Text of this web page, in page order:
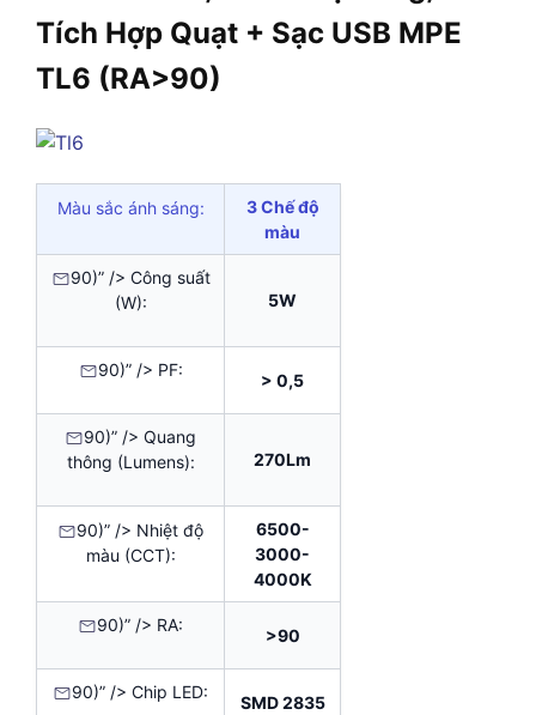
Tích Hợp Quạt + Sạc USB MPE
TL6 (RA>90)
Màu sắc ánh sáng:
3 Chế độ
màu
90)” /> Công suất
(W):
5W
90)” /> PF:
> 0,5
90)” /> Quang
thông (Lumens):
270Lm
90)” /> Nhiệt độ
màu (CCT):
6500-
3000-
4000K
90)” /> RA:
>90
90)” /> Chip LED:
SMD 2835